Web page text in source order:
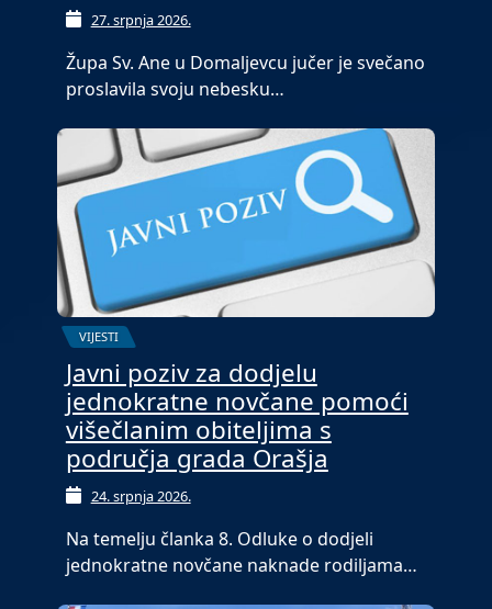
27. srpnja 2026.
Župa Sv. Ane u Domaljevcu jučer je svečano
proslavila svoju nebesku…
VIJESTI
Javni poziv za dodjelu
jednokratne novčane pomoći
višečlanim obiteljima s
područja grada Orašja
24. srpnja 2026.
Na temelju članka 8. Odluke o dodjeli
jednokratne novčane naknade rodiljama…